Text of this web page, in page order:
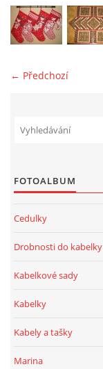
← Předchozí
FOTOALBUM
Cedulky
Drobnosti do kabelky
Kabelkové sady
Kabelky
Kabely a tašky
Marina